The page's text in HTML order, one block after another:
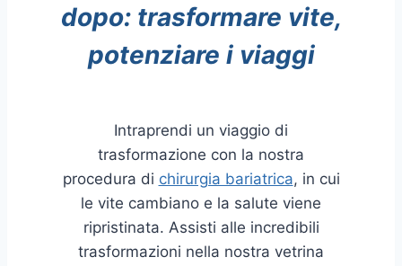
dopo: trasformare vite,
potenziare i viaggi
Intraprendi un viaggio di
trasformazione con la nostra
procedura di chirurgia bariatrica, in cui
le vite cambiano e la salute viene
ripristinata. Assisti alle incredibili
trasformazioni nella nostra vetrina